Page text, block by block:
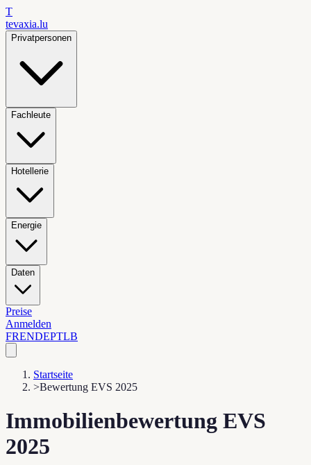
T
tevaxia.lu
Privatpersonen
Fachleute
Hotellerie
Energie
Daten
Preise
Anmelden
FRENDEPTLB
Startseite
>Bewertung EVS 2025
Immobilienbewertung EVS
2025